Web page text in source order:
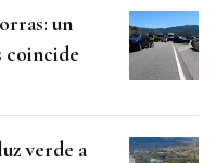
un
coincide
verde a